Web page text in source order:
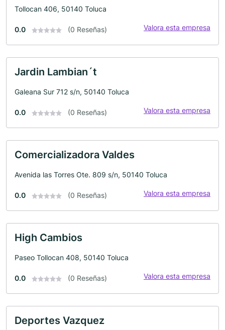
Tollocan 406, 50140 Toluca
0.0 (0 Reseñas) Valora esta empresa
Jardin Lambian´t
Galeana Sur 712 s/n, 50140 Toluca
0.0 (0 Reseñas) Valora esta empresa
Comercializadora Valdes
Avenida las Torres Ote. 809 s/n, 50140 Toluca
0.0 (0 Reseñas) Valora esta empresa
High Cambios
Paseo Tollocan 408, 50140 Toluca
0.0 (0 Reseñas) Valora esta empresa
Deportes Vazquez